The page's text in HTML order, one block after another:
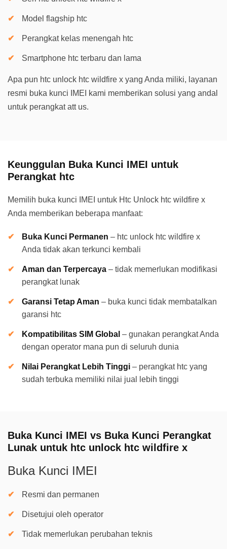
Model flagship htc
Perangkat kelas menengah htc
Smartphone htc terbaru dan lama
Apa pun htc unlock htc wildfire x yang Anda miliki, layanan
resmi buka kunci IMEI kami memberikan solusi yang andal
untuk perangkat att us.
Keunggulan Buka Kunci IMEI untuk
Perangkat htc
Memilih buka kunci IMEI untuk Htc Unlock htc wildfire x
Anda memberikan beberapa manfaat:
Buka Kunci Permanen – htc unlock htc wildfire x
Anda tidak akan terkunci kembali
Aman dan Terpercaya – tidak memerlukan modifikasi
perangkat lunak
Garansi Tetap Aman – buka kunci tidak membatalkan
garansi htc
Kompatibilitas SIM Global – gunakan perangkat Anda
dengan operator mana pun di seluruh dunia
Nilai Perangkat Lebih Tinggi – perangkat htc yang
sudah terbuka memiliki nilai jual lebih tinggi
Buka Kunci IMEI vs Buka Kunci Perangkat
Lunak untuk htc unlock htc wildfire x
Buka Kunci IMEI
Resmi dan permanen
Disetujui oleh operator
Tidak memerlukan perubahan teknis